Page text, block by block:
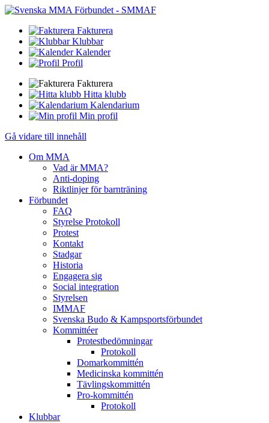
Fakturera
Klubbar
Kalender
Profil
Fakturera
Hitta klubb
Kalendarium
Min profil
Gå vidare till innehåll
Om MMA
Vad är MMA?
Anti-doping
Riktlinjer för barnträning
Förbundet
FAQ
Styrelse Protokoll
Protest
Kontakt
Stadgar
Historia
Engagera sig
Social integration
Styrelsen
IMMAF
Svenska Budo & Kampsportsförbundet
Kommittéer
Protestbedömningar
Protokoll
Domarkommittén
Medicinska kommittén
Tävlingskommittén
Pro-kommittén
Protokoll
Klubbar